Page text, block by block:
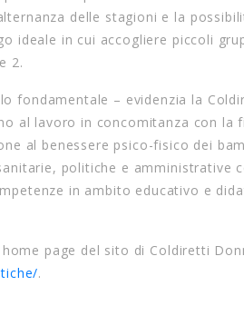
delle stagioni e la
ideale in cui accogliere piccoli
2.
fondamentale – evidenzia la
al lavoro in concomitanza con la
al benessere psico-fisico dei
politiche e amministrative
in ambito educativo e
page del sito di Coldiretti
.